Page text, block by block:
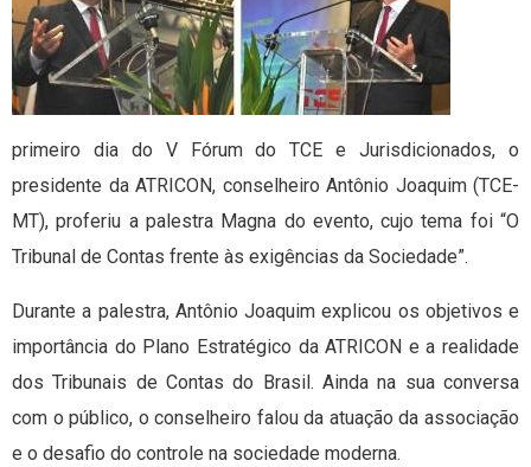
primeiro dia do V Fórum do TCE e Jurisdicionados, o
presidente da ATRICON, conselheiro Antônio Joaquim (TCE-
MT), proferiu a palestra Magna do evento, cujo tema foi “O
Tribunal de Contas frente às exigências da Sociedade”.
Durante a palestra, Antônio Joaquim explicou os objetivos e
importância do Plano Estratégico da ATRICON e a realidade
dos Tribunais de Contas do Brasil. Ainda na sua conversa
com o público, o conselheiro falou da atuação da associação
e o desafio do controle na sociedade moderna.